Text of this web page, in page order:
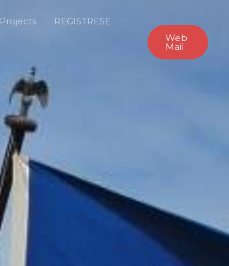
Projects REGISTRESE
Web
Mail